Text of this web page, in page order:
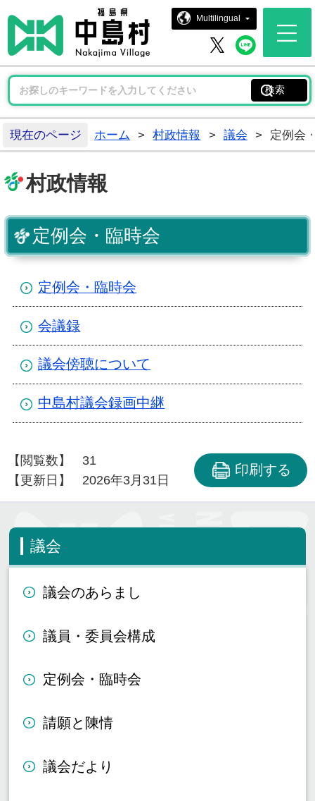
中島村ホ
Multilingual
中島村 X中島
現在のページ ホーム > 村政情報 > 議会 > 定例会
村政情報
定例会・臨時会
定例会・臨時会
会議録
議会傍聴について
中島村議会録画中継
【閲覧数】
31
【更新日】
2026年3月31日
印刷する
議会
議会のあらまし
議員・委員会構成
定例会・臨時会
請願と陳情
議会だより